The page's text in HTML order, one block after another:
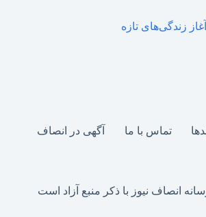
زندگی‌های تازه
تماس با ما
آگهی در انصاف
انصاف نیوز با ذکر منبع آزاد است